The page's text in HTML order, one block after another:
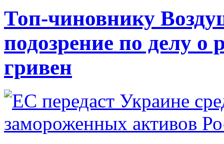
Топ-чиновнику
подозрение по делу о
гривен